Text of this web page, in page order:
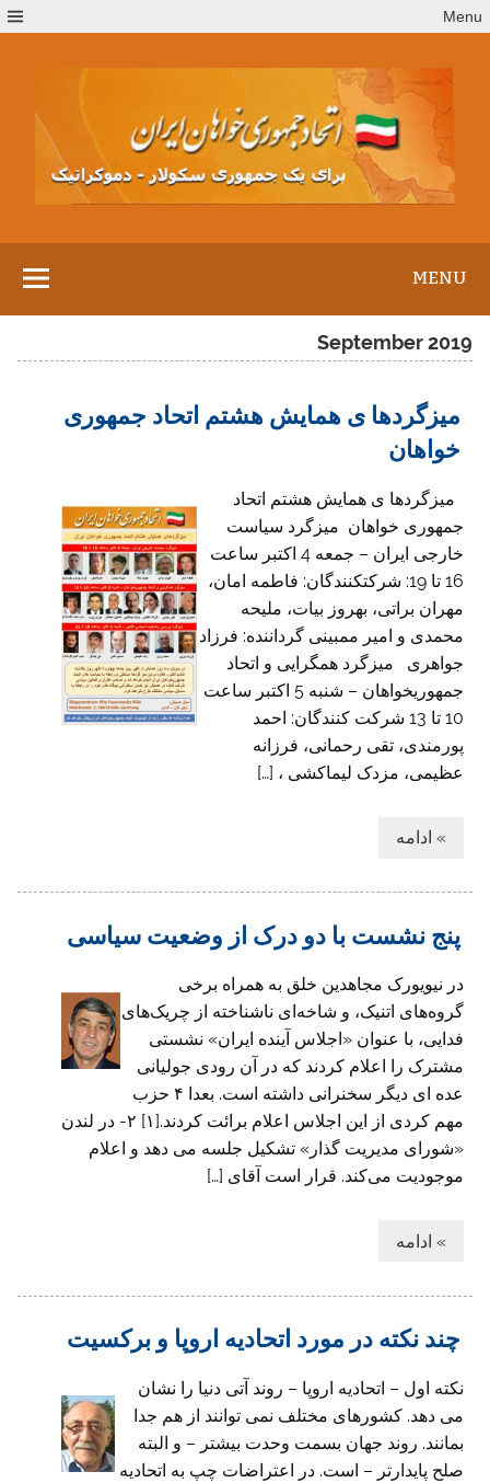
to
Menu
MENU
September 2019
میزگردها ی همایش هشتم اتحاد جمهوری
خواهان
میزگردها ی همایش هشتم اتحاد
جمهوری خواهان میزگرد سیاست
خارجی ایران – جمعه 4 اکتبر ساعت
16 تا 19: شرکتکنندگان: فاطمه امان،
مهران براتی، بهروز بیات، ملیحه
محمدی و امیر ممبینی گرداننده: فرزاد
جواهری میزگرد همگرایی و اتحاد
جمهوریخواهان – شنبه 5 اکتبر ساعت
10 تا 13 شرکت کنندگان: احمد
پورمندی، تقی رحمانی، فرزانه
عظیمی، مزدک لیماکشی ، […]
» ادامه
پنج نشست با دو درک از وضعیت سیاسی
در نیویورک مجاهدین خلق به همراه برخی
گرو‌ه‌های اتنیک، و شاخه‌ای ناشناخته از ‌چریک‌های
فدایی، با عنوان «اجلاس آینده ایران» نشستی
مشترک را اعلام کردند که در آن رودی جولیانی
عده ای دیگر سخنرانی داشته است. بعدا ۴ حزب
مهم کردی از این اجلاس اعلام برائت کردند.[۱] ۲- در لندن
«شورای مدیریت گذار» تشکیل جلسه می دهد و اعلام
موجودیت می‌کند. قرار است آقای […]
» ادامه
چند نکته در مورد اتحادیه اروپا و برکسیت
نکته اول – اتحادیه اروپا – روند آتی دنیا را نشان
می دهد. کشورهای مختلف نمی توانند از هم جدا
بمانند. روند جهان بسمت وحدت بیشتر – و البته
صلح پایدارتر – است. در اعتراضات چپ به اتحادیه